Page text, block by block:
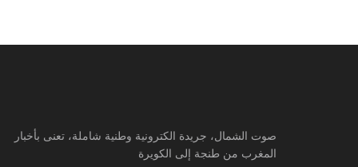
صوت الشمال، جريدة الكترونية وطنية شاملة، تعنى بأخبار
المغرب من طنجة إلى الكويرة